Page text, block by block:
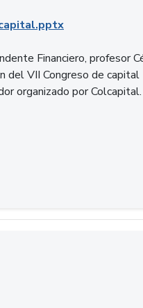
Financiero, profesor
del VII Congreso de capital
organizado por